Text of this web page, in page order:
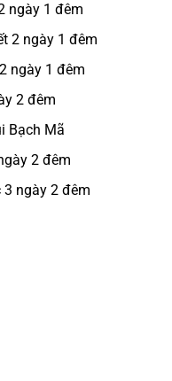
ngày 1 đêm
2 ngày 1 đêm
ngày 1 đêm
2 đêm
Bạch Mã
2 đêm
3 ngày 2 đêm